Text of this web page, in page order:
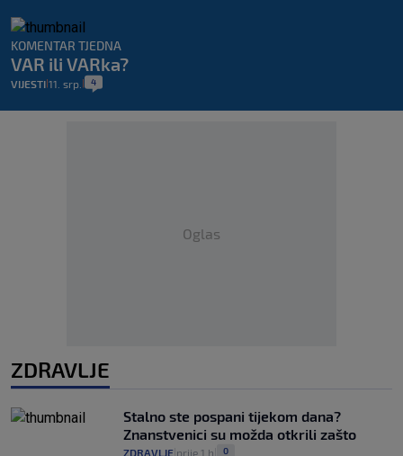
KOMENTAR TJEDNA
VAR ili VARka?
VIJESTI 11. srp. 4
Oglas
ZDRAVLJE
Stalno ste pospani tijekom dana?
Znanstvenici su možda otkrili zašto
ZDRAVLJE prije 1 h 0